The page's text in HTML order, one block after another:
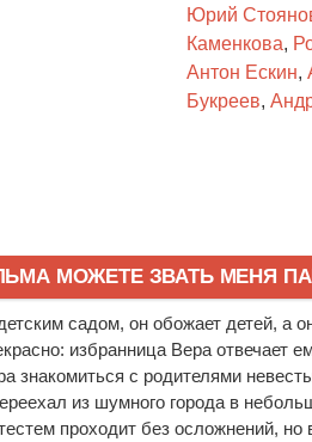
Юрий
Каменкова,
Антон Ескин,
Букреев,
МОЖЕТЕ ЗВАТЬ МЕНЯ
садом, он обожает детей, а
избранница Вера отвечает
знакомиться с родителями
из шумного города в
проходит без осложнений, но